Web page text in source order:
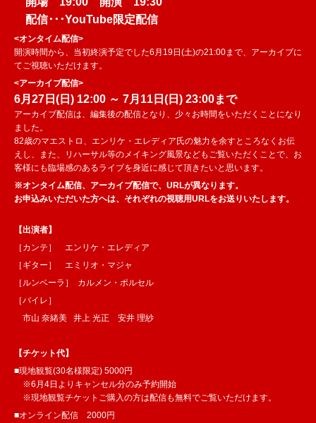
配信･･･YouTube限定配信
<オンタイム配信>
開演時間から、当初終演予定でした6月19日(土)の21:00まで、アーカイブに
てご視聴いただけます。
<アーカイブ配信>
6月27日(日) 12:00 ～ 7月11日(日) 23:00まで
アーカイブ配信は、編集後の配信となり、少々お時間をいただくことになり
ました。
82歳のマエストロ、エンリケ・エレディア氏の魅力を余すところなくお伝
えし、また、リハーサル等のメイキング風景などもご覧いただくことで、お
客様にも臨場感のあるライブを身近に感じて頂きたいと思います。
※オンタイム配信、アーカイブ配信で、URLが異なります。
お申込みいただいた方ヘは、それぞれの視聴用URLをお送りいたします。
【出演者】
［カンテ］ エンリケ・エレディア
［ギター］ エミリオ・マジャ
［ルンベーラ］ カルメン・ポルセル
［バイレ］
市山 奈緒美 井上 光正 安井 理紗
【チケット代】
■現地観覧(30名様限定) 5000円
※6月4日よりキャンセル分のみ予約開始
※現地観覧チケットご購入の方は配信も無料でご覧いただけます。
■オンライン配信 2000円